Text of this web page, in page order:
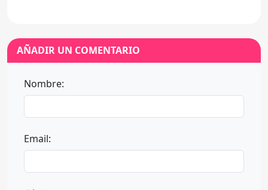
AÑADIR UN COMENTARIO
Nombre:
Email: